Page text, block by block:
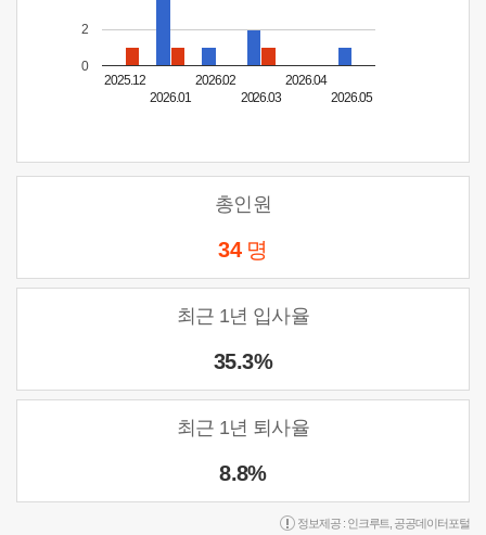
2025.12
2026.01
2026.02
2026.03
2026.04
2026.05
0
2
총인원
34 명
최근 1년 입사율
35.3%
최근 1년 퇴사율
8.8%
정보제공 : 인크루트 공공데이터포털